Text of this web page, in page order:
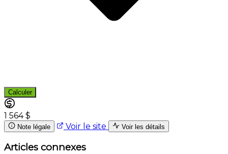
Calculer
1 564 $
Note légale Voir le site Voir les détails
Articles connexes